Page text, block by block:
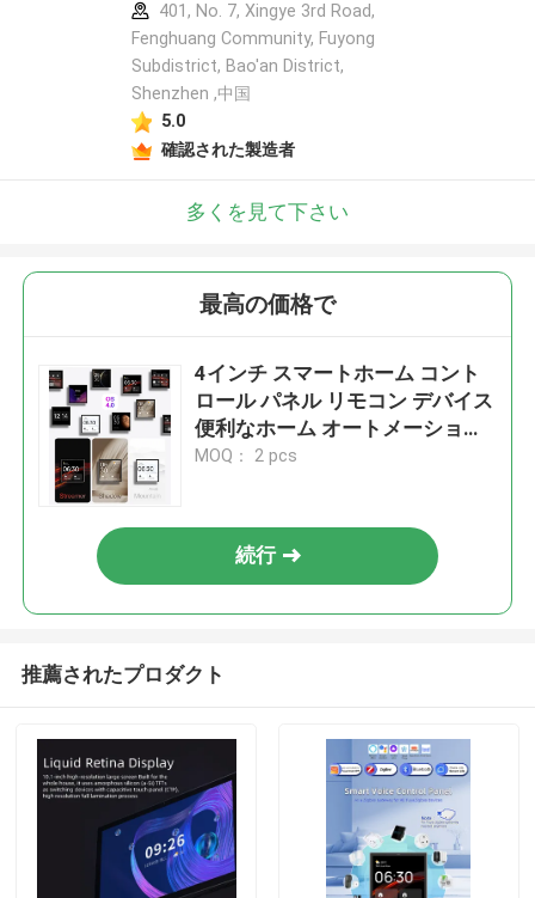
401, No. 7, Xingye 3rd Road,
Fenghuang Community, Fuyong
Subdistrict, Bao'an District,
Shenzhen ,中国
5.0
確認された製造者
多くを見て下さい
最高の価格で
4インチ スマートホーム コント
ロール パネル リモコン デバイス
便利なホーム オートメーション
アレクサ 音声制御内蔵
MOQ： 2 pcs
続行
推薦されたプロダクト